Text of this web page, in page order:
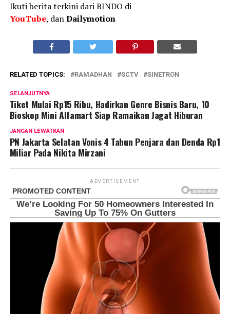
Ikuti berita terkini dari BINDO di
YouTube, danDailymotion
RELATED TOPICS: RAMADHAN SCTV SINETRON
SELANJUTNYA
Tiket Mulai Rp15 Ribu, Hadirkan Genre Bisnis Baru, 10
Bioskop Mini Alfamart Siap Ramaikan Jagat Hiburan
JANGAN LEWATKAN
PN Jakarta Selatan Vonis 4 Tahun Penjara dan Denda Rp1
Miliar Pada Nikita Mirzani
ADVERTISEMENT